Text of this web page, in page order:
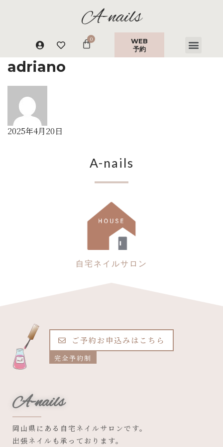
A-nails
WEB
予約
adriano
2025年4月20日
A-nails
自宅ネイルサロン
ご予約お申込みはこちら
完全予約制
A-nails
岡山県にある自宅ネイルサロンです。
出張ネイルも承っております。